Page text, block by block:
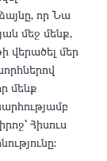
ձայնը, որ Նա
մեջ մենք,
վերածել մեր
մենք
Հիսուս